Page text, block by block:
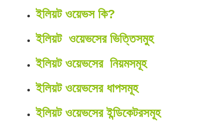
ইলিয়ট ওয়েভস কি?
ইলিয়ট ওয়েভসের ভিত্তিসমুহ
ইলিয়ট ওয়েভসের নিয়মসমূহ
ইলিয়ট ওয়েভসের ধাপসমূহ
ইলিয়ট ওয়েভসের ইন্ডিকেটরসমূহ